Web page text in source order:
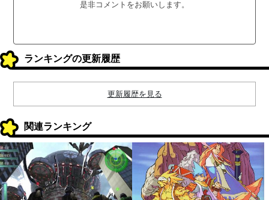
是非コメントをお願いします。
ランキングの更新履歴
更新履歴を見る
関連ランキング